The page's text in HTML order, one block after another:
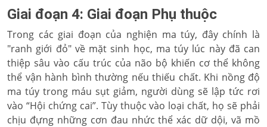
Giai đoạn 4: Giai đoạn Phụ thuộc
Trong các giai đoạn của nghiện ma túy, đây chính là
"ranh giới đỏ" về mặt sinh học, ma túy lúc này đã can
thiệp sâu vào cấu trúc của não bộ khiến cơ thể không
thể vận hành bình thường nếu thiếu chất. Khi nồng độ
ma túy trong máu sụt giảm, người dùng sẽ lập tức rơi
vào “Hội chứng cai”. Tùy thuộc vào loại chất, họ sẽ phải
chịu đựng những cơn đau nhức thể xác dữ dội, vã mồ